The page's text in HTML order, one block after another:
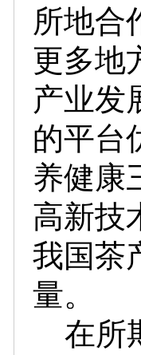
所地合
更多地
产业发
的平台
养健康
高新技
我国茶
量。
在所